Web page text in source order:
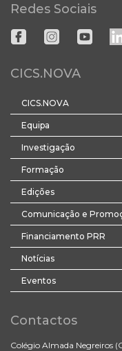
Redes Sociais
CICS.NOVA
CICS.NOVA
Equipa
Investigação
Formação
Edições
Comunicação e
Financiamento PRR
Notícias
Eventos
Contactos
Colégio Almada Negreiros